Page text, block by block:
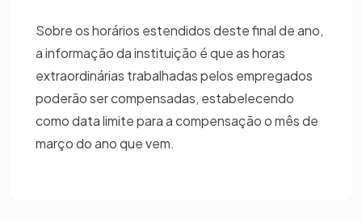
Sobre os horários estendidos deste final de ano,
a informação da instituição é que as horas
extraordinárias trabalhadas pelos empregados
poderão ser compensadas, estabelecendo
como data limite para a compensação o mês de
março do ano que vem.